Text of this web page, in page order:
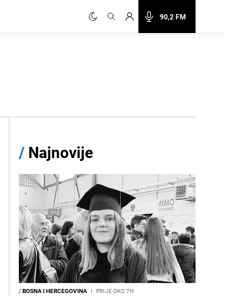
90,2 FM
/ Najnovije
/BOSNA I HERCEGOVINA I PRIJE OKO 7H